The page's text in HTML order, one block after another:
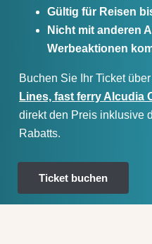
Gültig für Reisen
Nicht mit anderen
Werbeaktionen
Buchen Sie Ihr Ticket
Lines, fast ferry Alcudia
direkt den Preis inklusive
Rabatts.
Ticket buchen